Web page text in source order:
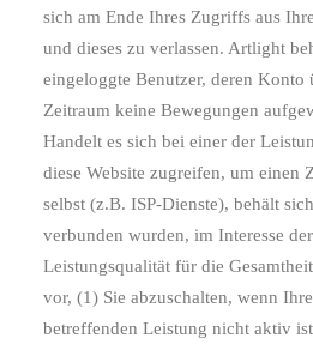
sich am Ende Ihres Zugriffs aus
und dieses zu verlassen. Artlight
eingeloggte Benutzer, deren Konto
Zeitraum keine Bewegungen
Handelt es sich bei einer der
diese Website zugreifen, um einen
selbst (z.B. ISP-Dienste), behält
verbunden wurden, im Interesse
Leistungsqualität für die
vor, (1) Sie abzuschalten, wenn
betreffenden Leistung nicht aktiv